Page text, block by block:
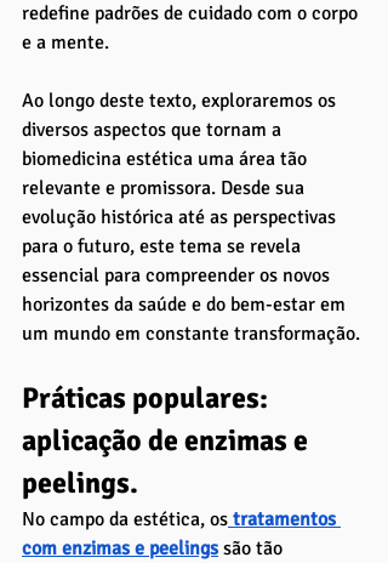
redefine padrões de cuidado com o corpo
e a mente.
Ao longo deste texto, exploraremos os
diversos aspectos que tornam a
biomedicina estética uma área tão
relevante e promissora. Desde sua
evolução histórica até as perspectivas
para o futuro, este tema se revela
essencial para compreender os novos
horizontes da saúde e do bem-estar em
um mundo em constante transformação.
Práticas populares:
aplicação de enzimas e
peelings.
No campo da estética, os tratamentos
com enzimas e peelings são tão